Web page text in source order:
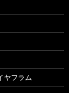
ヤフラム